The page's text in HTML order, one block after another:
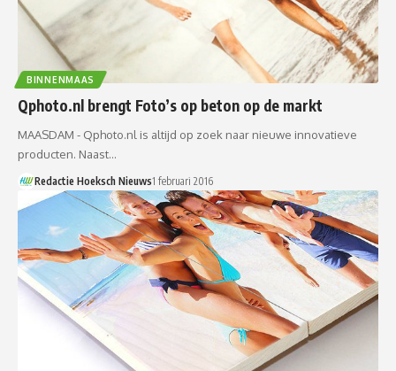
BINNENMAAS
Qphoto.nl brengt Foto’s op beton op de markt
MAASDAM - Qphoto.nl is altijd op zoek naar nieuwe innovatieve
producten. Naast…
Redactie Hoeksch Nieuws1 februari 2016